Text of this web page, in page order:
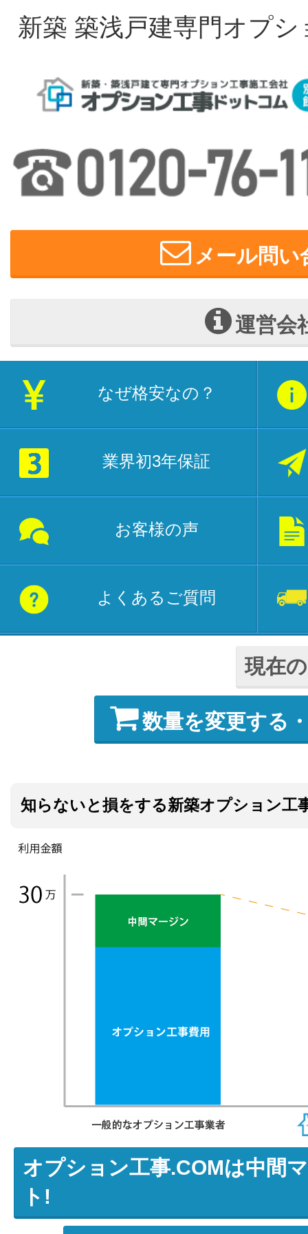
新築 築浅戸建専門オプ
メール問い
運営会
なぜ格安なの？
業界初3年保証
お客様の声
よくあるご質問
現在
数量を変更する
知らないと損をする新築オプション工
オプション工事.COMは中間
ト!